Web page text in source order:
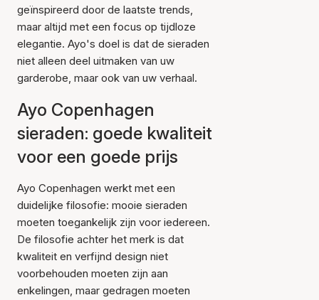
geïnspireerd door de laatste trends,
maar altijd met een focus op tijdloze
elegantie. Ayo's doel is dat de sieraden
niet alleen deel uitmaken van uw
garderobe, maar ook van uw verhaal.
Ayo Copenhagen
sieraden: goede kwaliteit
voor een goede prijs
Ayo Copenhagen werkt met een
duidelijke filosofie: mooie sieraden
moeten toegankelijk zijn voor iedereen.
De filosofie achter het merk is dat
kwaliteit en verfijnd design niet
voorbehouden moeten zijn aan
enkelingen, maar gedragen moeten